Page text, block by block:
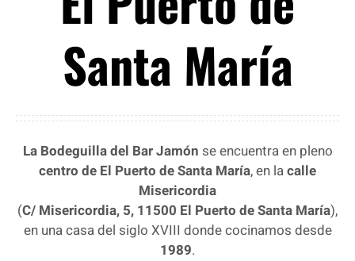
Santa María
La Bodeguilla del Bar Jamón se encuentraen pleno
centro de El Puerto de Santa María, en lacalle
Misericordia
(C/ Misericordia, 5, 11500 El Puerto de Santa María),
en una casa del siglo XVIII donde cocinamos desde
1989.